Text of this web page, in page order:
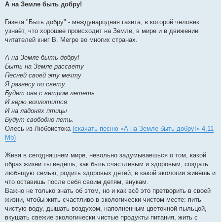
А на Земле быть добру!
Газета "Быть добру" - международная газета, в которой человек
узнаёт, что хорошее происходит на Земле, в мире и в движении
читателей книг В. Мегре во многих странах.
А на Земле быть добру!
Быть на Земле рассвету
Песней своей эту мечту
Я разнесу по свету.
Будет она с ветром лететь
И верю воплотится.
И на ладонях птицы
Будут свободно петь.
Олесь из Любоистока (скачать песню «А на Земле быть добру!» 4,11
Mb)
Живя в сегодняшнем мире, невольно задумываешься о том, какой
образ жизни ты ведёшь, как быть счастливым и здоровым, создать
любящую семью, родить здоровых детей, в какой экологии живёшь и
что оставишь после себя своим детям, внукам.
Важно не только знать об этом, но и как всё это претворить в своей
жизни, чтобы жить счастливо в экологически чистом месте: пить
чистую воду, дышать воздухом, наполненным цветочной пыльцой,
вкушать свежие экологически чистые продукты питания, жить с